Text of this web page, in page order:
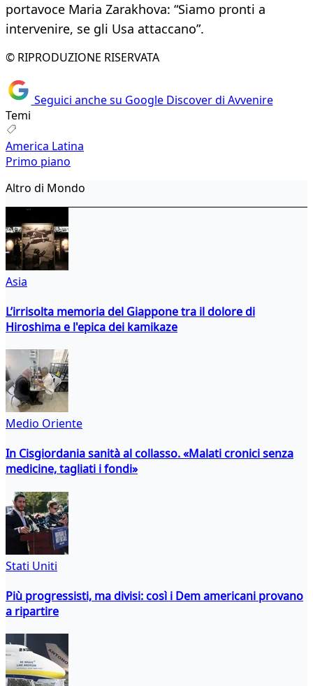
portavoce Maria Zarakhova: “Siamo pronti a
intervenire, se gli Usa attaccano”.
© RIPRODUZIONE RISERVATA
Seguici anche su Google Discover di Avvenire
Temi
America Latina
Primo piano
Altro di Mondo
Asia
L’irrisolta memoria del Giappone tra il dolore di
Hiroshima e l'epica dei kamikaze
Medio Oriente
In Cisgiordania sanità al collasso. «Malati cronici senza
medicine, tagliati i fondi»
Stati Uniti
Più progressisti, ma divisi: così i Dem americani provano
a ripartire